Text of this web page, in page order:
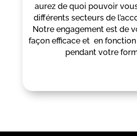
aurez de quoi pouvoir
différents secteurs de
Notre engagement est de
façon efficace et en
pendant votre